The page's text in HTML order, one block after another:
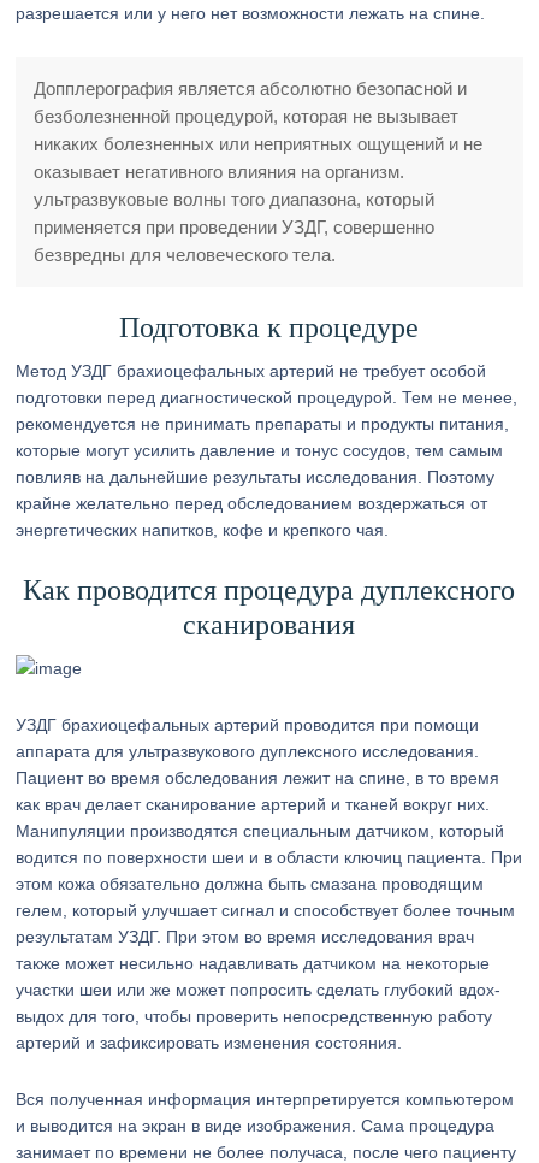
разрешается или у него нет возможности лежать на спине.
Допплерография является абсолютно безопасной и
безболезненной процедурой, которая не вызывает
никаких болезненных или неприятных ощущений и не
оказывает негативного влияния на организм.
ультразвуковые волны того диапазона, который
применяется при проведении УЗДГ, совершенно
безвредны для человеческого тела.
Подготовка к процедуре
Метод УЗДГ брахиоцефальных артерий не требует особой
подготовки перед диагностической процедурой. Тем не менее,
рекомендуется не принимать препараты и продукты питания,
которые могут усилить давление и тонус сосудов, тем самым
повлияв на дальнейшие результаты исследования. Поэтому
крайне желательно перед обследованием воздержаться от
энергетических напитков, кофе и крепкого чая.
Как проводится процедура дуплексного
сканирования
УЗДГ брахиоцефальных артерий проводится при помощи
аппарата для ультразвукового дуплексного исследования.
Пациент во время обследования лежит на спине, в то время
как врач делает сканирование артерий и тканей вокруг них.
Манипуляции производятся специальным датчиком, который
водится по поверхности шеи и в области ключиц пациента. При
этом кожа обязательно должна быть смазана проводящим
гелем, который улучшает сигнал и способствует более точным
результатам УЗДГ. При этом во время исследования врач
также может несильно надавливать датчиком на некоторые
участки шеи или же может попросить сделать глубокий вдох-
выдох для того, чтобы проверить непосредственную работу
артерий и зафиксировать изменения состояния.
Вся полученная информация интерпретируется компьютером
и выводится на экран в виде изображения. Сама процедура
занимает по времени не более получаса, после чего пациенту